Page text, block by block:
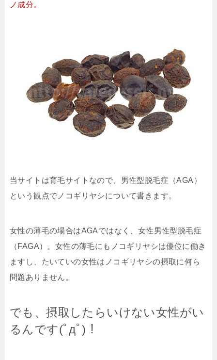
ノ成分。
当サイトは育毛サイトなので、男性型脱毛症（AGA）
という観点でノコギリヤシについて書きます。
女性の薄毛の場合はAGAではなく、女性男性型脱毛症
（FAGA）。女性の薄毛にもノコギリヤシは優位に働き
ますし、たいていの女性はノコギリヤシの摂取に何ら
問題ありません。
でも、摂取したらいけない女性がい
るんです(ﾟдﾟ)！